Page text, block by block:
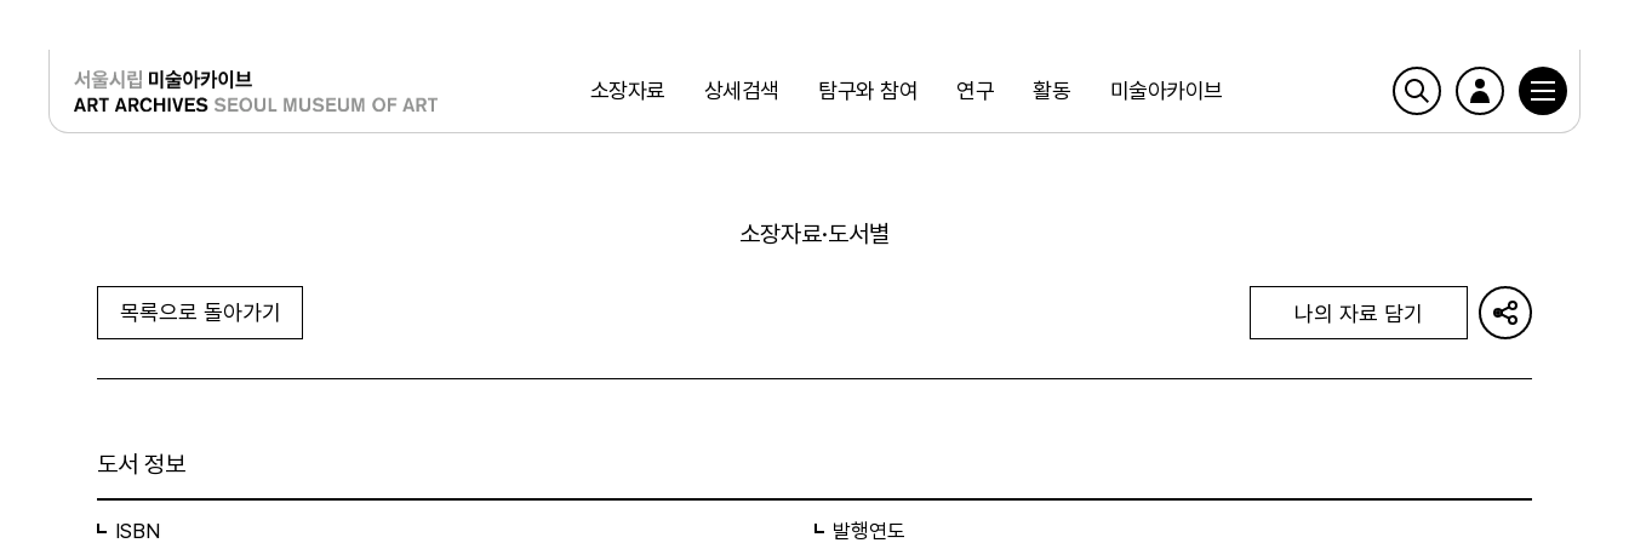
소장자료 상세검색 탐구와 참여 연구 활동 미술아카이브
검색
로그인
소장자료·도서별
목록으로 돌아가기 나의 자료 담기
도서 정보
ISBN 발행연도